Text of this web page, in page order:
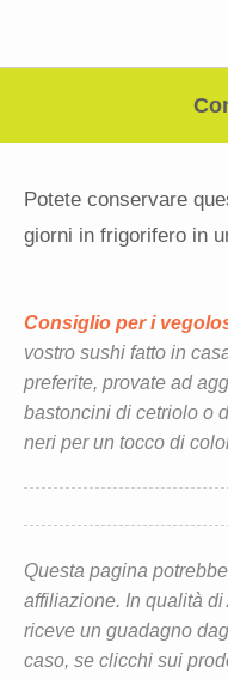
Potete conservare
giorni in frigorifero in
Consiglio per i
vostro sushi fatto in
preferite, provate ad
bastoncini di cetriolo o
neri per un tocco di
Questa pagina
affiliazione. In qualità
riceve un guadagno
caso, se clicchi sui